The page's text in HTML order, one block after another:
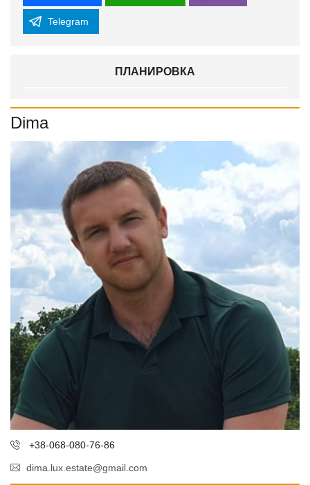
Telegram
ПЛАНИРОВКА
Dima
+38-068-080-76-86
dima.lux.estate@gmail.com